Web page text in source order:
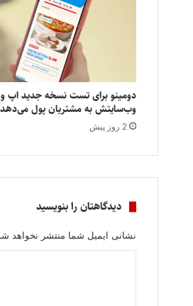
دومینو برای تست نسخه جدید اپ و
وب‌سایتش به مشتریان پول می‌دهد
2 روز پیش
دیدگاهتان را بنویسید
نشانی ایمیل شما منتشر نخواهد